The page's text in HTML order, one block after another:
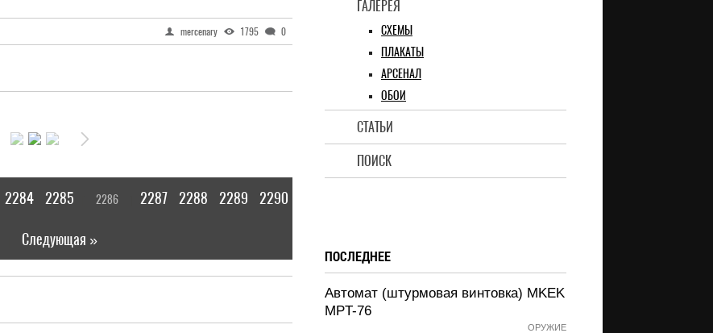
ГАЛЕРЕЯ
СХЕМЫ
ПЛАКАТЫ
АРСЕНАЛ
ОБОИ
СТАТЬИ
ПОИСК
mercenary 1795 0
2284 2285 2286 2287 2288 2289 2290
Следующая »
ПОСЛЕДНЕЕ
Автомат (штурмовая винтовка) MKEK
MPT-76
ОРУЖИЕ